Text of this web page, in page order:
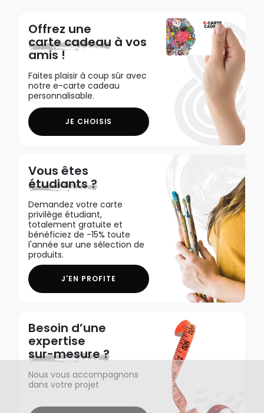
Offrez une
carte cadeau à vos
amis !
Faites plaisir à coup sûr avec
notre e-carte cadeau
personnalisable.
JE CHOISIS
Vous êtes
étudiants ?
Demandez votre carte
privilège étudiant,
totalement gratuite et
bénéficiez de -15% toute
l'année sur une sélection de
produits.
J'EN PROFITE
Besoin d’une
expertise
sur-mesure ?
Nous vous accompagnons
dans votre projet